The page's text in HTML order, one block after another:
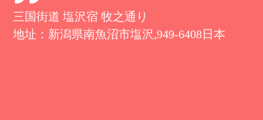
三国街道 塩沢宿 牧之通り
地址：新潟県南魚沼市塩沢,949-6408日本